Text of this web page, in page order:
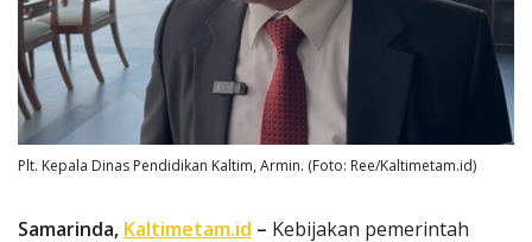
Plt. Kepala Dinas Pendidikan Kaltim, Armin. (Foto: Ree/Kaltimetam.id)
Samarinda, Kaltimetam.id – Kebijakan pemerintah